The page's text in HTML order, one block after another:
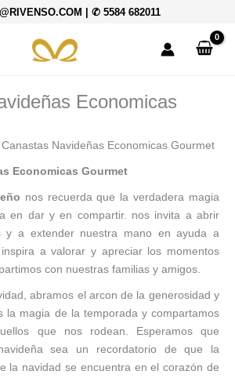
| ✆ 5584 682011
Economicas
Canastas Navideñas Economicas Gourmet
Economicas Gourmet
nos recuerda que la verdadera magia
en dar y en compartir. nos invita a abrir
y a extender nuestra mano en ayuda a
a valorar y apreciar los momentos
con nuestras familias y amigos.
abramos el arcon de la generosidad y
la magia de la temporada y compartamos
que nos rodean. Esperamos que
sea un recordatorio de que la
la navidad se encuentra en el corazón de
por
bajo
a
alto